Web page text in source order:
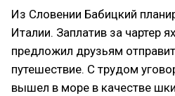
Из Словении Бабицкий
Италии. Заплатив за чартер
предложил друзьям
путешествие. С трудом
вышел в море в качестве